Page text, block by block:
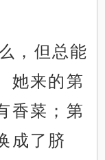
，但总能
她来的第
香菜；第
成了脐